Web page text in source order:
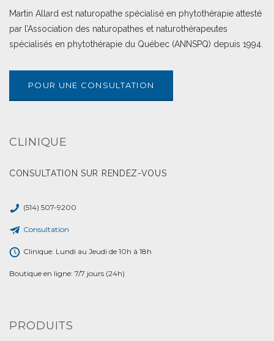
Martin Allard est naturopathe spécialisé en phytothérapie attesté
par l’Association des naturopathes et naturothérapeutes
spécialisés en phytothérapie du Québec (ANNSPQ) depuis 1994.
POUR UNE CONSULTATION
CLINIQUE
CONSULTATION SUR RENDEZ-VOUS
(514) 507-9200
Consultation
Clinique: Lundi au Jeudi de 10h à 18h
Boutique en ligne: 7/7 jours (24h)
PRODUITS